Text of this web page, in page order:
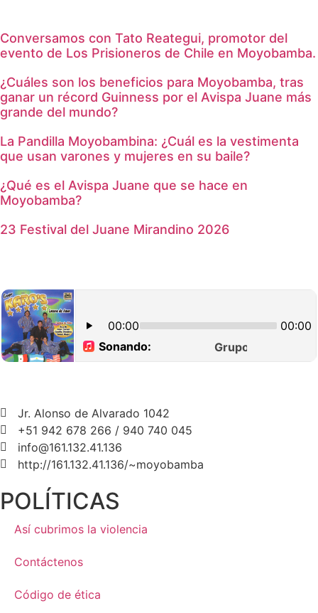
Conversamos con Tato Reategui, promotor del
evento de Los Prisioneros de Chile en Moyobamba.
¿Cuáles son los beneficios para Moyobamba, tras
ganar un récord Guinness por el Avispa Juane más
grande del mundo?
La Pandilla Moyobambina: ¿Cuál es la vestimenta
que usan varones y mujeres en su baile?
¿Qué es el Avispa Juane que se hace en
Moyobamba?
23 Festival del Juane Mirandino 2026
Jr. Alonso de Alvarado 1042
+51 942 678 266 / 940 740 045
info@161.132.41.136
http://161.132.41.136/~moyobamba
POLÍTICAS
Así cubrimos la violencia
Contáctenos
Código de ética